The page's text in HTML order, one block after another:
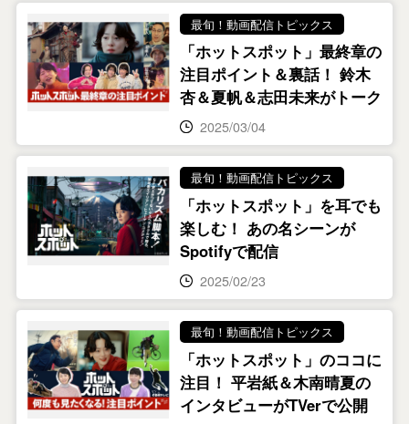
最旬！動画配信トピックス
「ホットスポット」最終章の
注目ポイント＆裏話！ 鈴木
杏＆夏帆＆志田未来がトーク
2025/03/04
最旬！動画配信トピックス
「ホットスポット」を耳でも
楽しむ！ あの名シーンが
Spotifyで配信
2025/02/23
最旬！動画配信トピックス
「ホットスポット」のココに
注目！ 平岩紙＆木南晴夏の
インタビューがTVerで公開